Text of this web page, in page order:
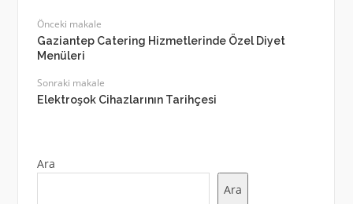
Önceki makale
Gaziantep Catering Hizmetlerinde Özel Diyet
Menüleri
Sonraki makale
Elektroşok Cihazlarının Tarihçesi
Ara
Ara